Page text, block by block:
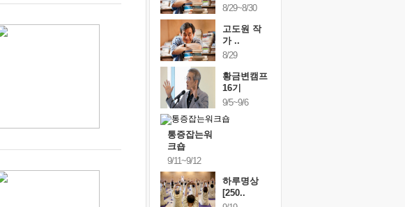
8/29~8/30
고도원 작
가 ..
8/29
황금변캠프
16기
9/5~9/6
통증잡는워
크숍
9/11~9/12
하루명상
[250..